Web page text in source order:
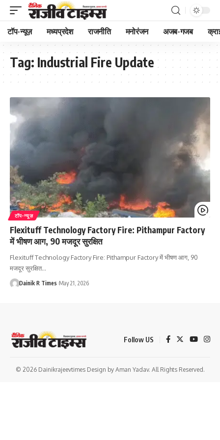
टॉप-न्यूज़ मध्यप्रदेश राजनीति मनोरंजन अजब-गजब
Tag: Industrial Fire Update
टॉप-न्यूज़
Flexituff Technology Factory Fire: Pithampur Factory
में भीषण आग, 90 मजदूर सुरक्षित
Flexituff Technology Factory Fire: Pithampur Factory में भीषण आग, 90
मजदूर सुरक्षित…
Dainik R Times May 21, 2026
Follow US
© 2026 Dainikrajeevtimes Design by Aman Yadav. All Rights Reserved.